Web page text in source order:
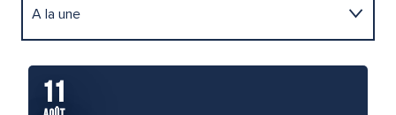
A la une
Festivals
11